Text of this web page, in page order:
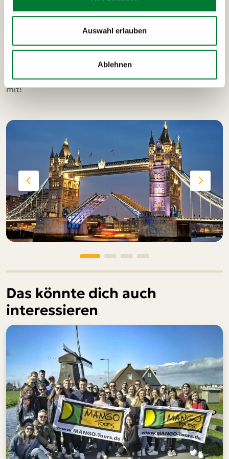
Auswahl erlauben
Ablehnen
romantischen Highlights der Weltstadt im Lichtermeer!
Wir sehen unter anderem die beleuchtete Tower Bridge,
das Harrods, die Royal Albert Hall, den Piccadilly Circus,
BeiMANGO Toursgilt immer: Nur wer Lust hat, macht
mit!
Das könnte dich auch
interessieren